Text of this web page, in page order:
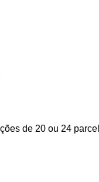
de 20 ou 24